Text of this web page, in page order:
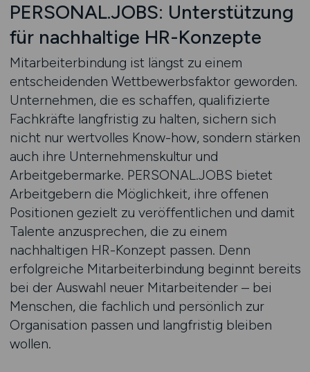
PERSONAL.JOBS: Unterstützung
für nachhaltige HR-Konzepte
Mitarbeiterbindung ist längst zu einem
entscheidenden Wettbewerbsfaktor geworden.
Unternehmen, die es schaffen, qualifizierte
Fachkräfte langfristig zu halten, sichern sich
nicht nur wertvolles Know-how, sondern stärken
auch ihre Unternehmenskultur und
Arbeitgebermarke. PERSONAL.JOBS bietet
Arbeitgebern die Möglichkeit, ihre offenen
Positionen gezielt zu veröffentlichen und damit
Talente anzusprechen, die zu einem
nachhaltigen HR-Konzept passen. Denn
erfolgreiche Mitarbeiterbindung beginnt bereits
bei der Auswahl neuer Mitarbeitender – bei
Menschen, die fachlich und persönlich zur
Organisation passen und langfristig bleiben
wollen.